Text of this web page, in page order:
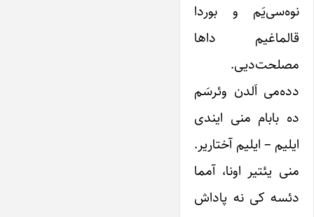
نوه‌سی‌یَم و بوردا
قالماغیم داها
مصلحت‌دیی.
دده‌می اَلدن وئرسَم
ده بابام منی ایندی
ایلیم – ایلیم آختاریر.
منی یئتیر اونا، آمما
دئسه کی نه پاداش